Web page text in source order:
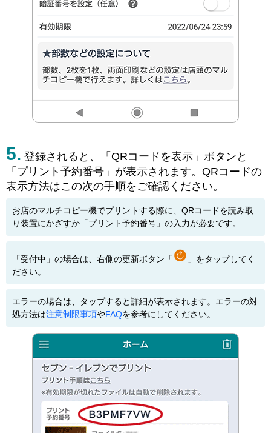
登録されると、「QRコードを表示」ボタンと
「プリント予約番号」が表示されます。QRコードの
表示方法はこの次の手順をご確認ください。
お店のマルチコピー機でプリントする際に、QRコードを読み取
り装置にかざすか「プリント予約番号」の入力が必要です。
「受付中」の場合は、右側の更新ボタン「
」をタップしてく
ださい。
エラーの場合は、タップすると詳細が表示されます。エラーの対
処方法は注意制限事項やFAQを参考にしてください。